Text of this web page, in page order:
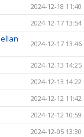
2024-12-18 11:40
2024-12-17 13:54
2024-12-17 13:46
2024-12-13 14:25
2024-12-13 14:22
2024-12-12 11:42
2024-12-12 10:59
2024-12-05 13:30